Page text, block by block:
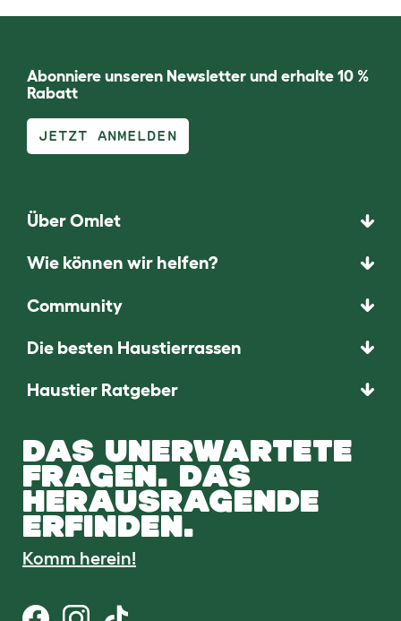
Abonniere unseren Newsletter und erhalte 10 %
Rabatt
JETZT ANMELDEN
Über Omlet
Wie können wir helfen?
Community
Die besten Haustierrassen
Haustier Ratgeber
DAS UNERWARTETE
FRAGEN. DAS
HERAUSRAGENDE
ERFINDEN.
Komm herein!